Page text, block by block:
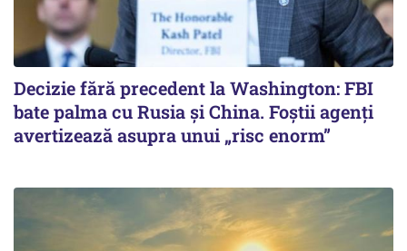
Decizie fără precedent la Washington: FBI
bate palma cu Rusia și China. Foștii agenți
avertizează asupra unui „risc enorm”